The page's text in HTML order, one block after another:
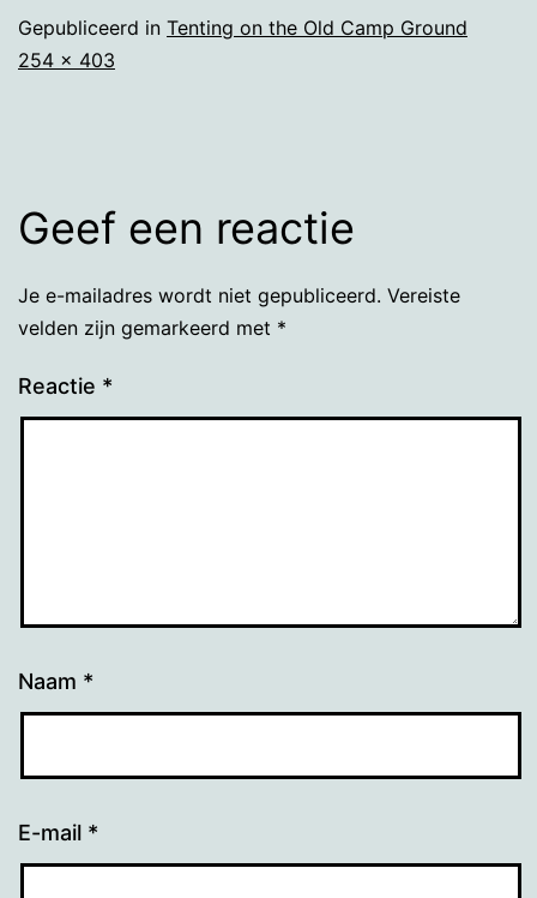
Gepubliceerd in Tenting on the Old Camp Ground
Volledige
254 × 403
Geef een reactie
Je e-mailadres wordt niet gepubliceerd. Vereiste
velden zijn gemarkeerd met *
Reactie *
Naam *
E-mail *